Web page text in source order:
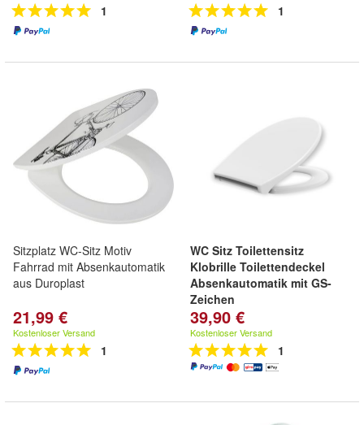
1 1
Sitzplatz WC-Sitz Motiv
Fahrrad mit Absenkautomatik
aus Duroplast
21,99 €
Kostenloser Versand
1
WC Sitz Toilettensitz
Klobrille Toilettendeckel
Absenkautomatik mit GS-
Zeichen
39,90 €
Kostenloser Versand
1